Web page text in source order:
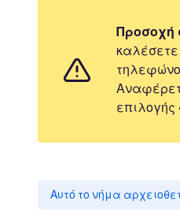
Προσοχή
Αυτό το νήμα